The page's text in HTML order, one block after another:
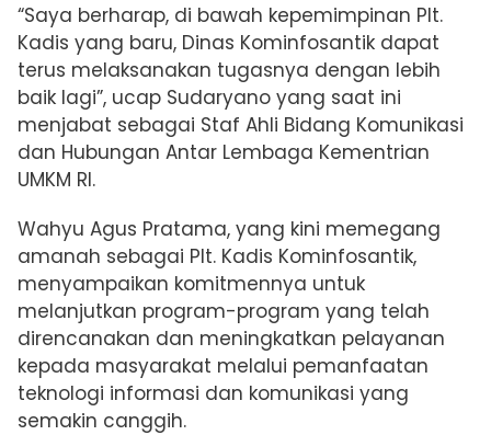
“Saya berharap, di bawah kepemimpinan Plt.
Kadis yang baru, Dinas Kominfosantik dapat
terus melaksanakan tugasnya dengan lebih
baik lagi”, ucap Sudaryano yang saat ini
menjabat sebagai Staf Ahli Bidang Komunikasi
dan Hubungan Antar Lembaga Kementrian
UMKM RI.
Wahyu Agus Pratama, yang kini memegang
amanah sebagai Plt. Kadis Kominfosantik,
menyampaikan komitmennya untuk
melanjutkan program-program yang telah
direncanakan dan meningkatkan pelayanan
kepada masyarakat melalui pemanfaatan
teknologi informasi dan komunikasi yang
semakin canggih.